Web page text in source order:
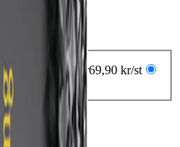
5-pack 349,50 kr69,90 kr/st